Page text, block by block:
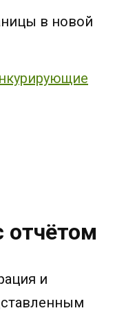
в новой
отчётом
и